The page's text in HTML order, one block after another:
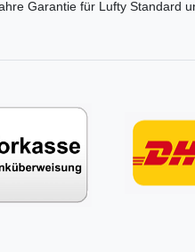
Garantie für Lufty Standard